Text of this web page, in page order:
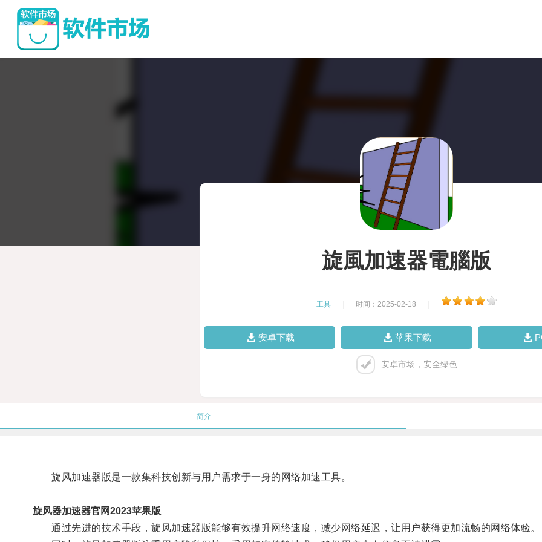
旋風加速器電腦版
工具 时间：2025-02-18
安卓下载 苹果下载
安卓市场，安全绿色
简介
旋风加速器版是一款集科技创新与用户需求于一身的网络加速工具。
旋风器加速器官网2023苹果版
通过先进的技术手段，旋风加速器版能够有效提升网络速度，减少网络延迟，让用户获得更加流畅的网络体验。